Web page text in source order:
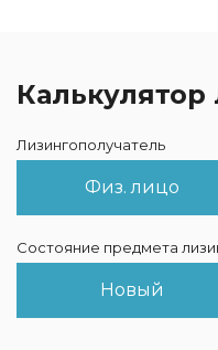
Калькулятор
Лизингополучатель
Физ. лицо
Состояние предмета
Новый